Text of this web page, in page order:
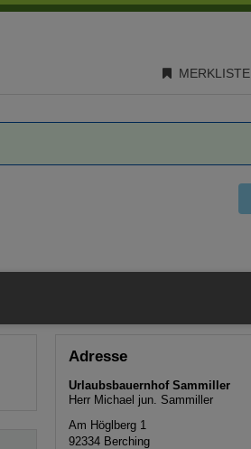
MERKLISTE
Adresse
Urlaubsbauernhof Sammiller
Herr Michael jun. Sammiller
Am Höglberg 1
92334 Berching